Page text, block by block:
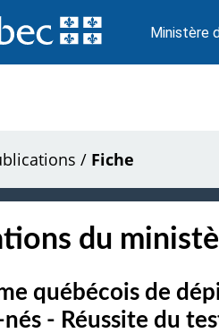
Ministère
/ Fiche
du
québécois de
- Réussite du